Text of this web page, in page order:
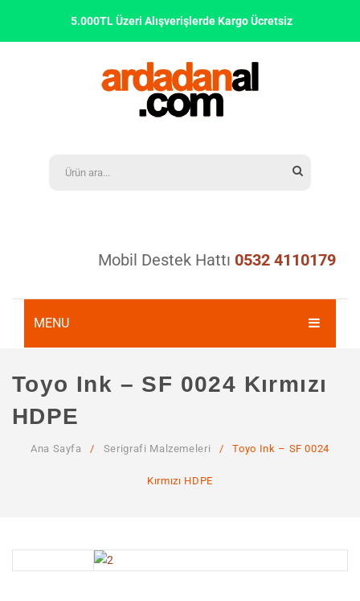
5.000TL Üzeri Alışverişlerde Kargo Ücretsiz
Mobil Destek Hattı 0532 4110179
MENU
KURUMSAL
Toyo Ink – SF 0024 Kırmızı
HDPE
Ana Sayfa / Serigrafi Malzemeleri / Toyo Ink – SF 0024
Kırmızı HDPE